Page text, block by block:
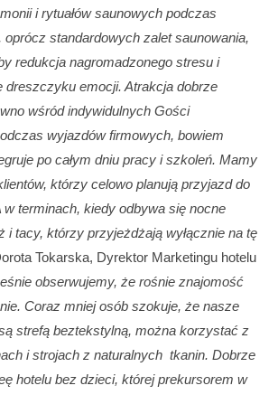
i rytuałów saunowych podczas
standardowych zalet saunowania,
redukcja nagromadzonego stresu i
dreszczyku emocji. Atrakcja dobrze
wśród indywidulnych Gości
wyjazdów firmowych, bowiem
po całym dniu pracy i szkoleń. Mamy
którzy celowo planują przyjazd do
w terminach, kiedy odbywa się nocne
i tacy, którzy przyjeżdżają wyłącznie na tę
Tokarska, Dyrektor Marketingu hotelu
obserwujemy, że rośnie znajomość
Coraz mniej osób szokuje, że nasze
strefą beztekstylną, można korzystać z
i strojach z naturalnych tkanin. Dobrze
hotelu bez dzieci, której prekursorem w